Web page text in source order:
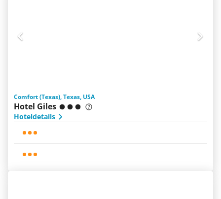
Comfort (Texas), Texas, USA
Hotel Giles
Hoteldetails